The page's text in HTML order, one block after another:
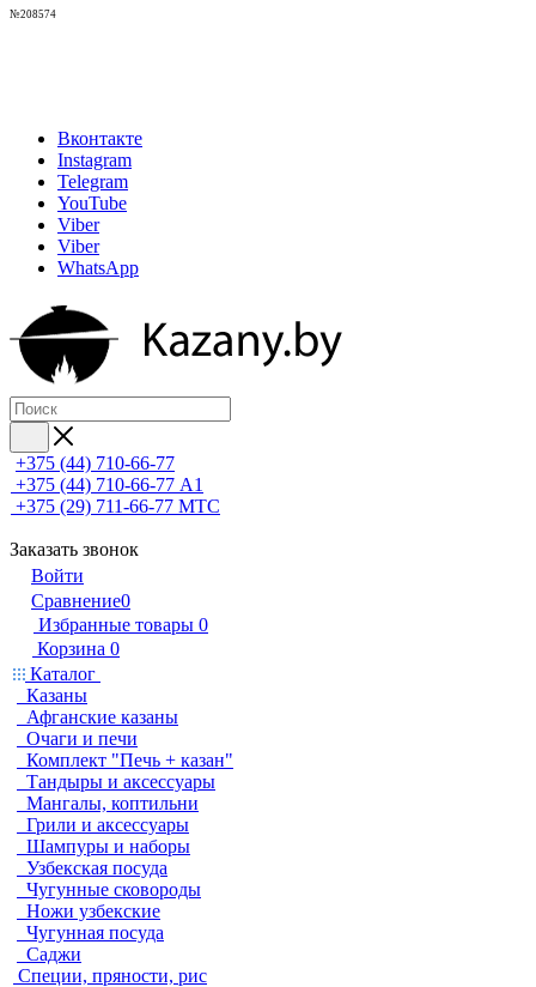
№208574
Вконтакте
Instagram
Telegram
YouTube
Viber
Viber
WhatsApp
+375 (44) 710-66-77
+375 (44) 710-66-77 А1
+375 (29) 711-66-77 МТС
Заказать звонок
Войти
Сравнение0
Избранные товары 0
Корзина 0
Каталог
Казаны
Афганские казаны
Очаги и печи
Комплект "Печь + казан"
Тандыры и аксессуары
Мангалы, коптильни
Грили и аксессуары
Шампуры и наборы
Узбекская посуда
Чугунные сковороды
Ножи узбекские
Чугунная посуда
Саджи
Специи, пряности, рис